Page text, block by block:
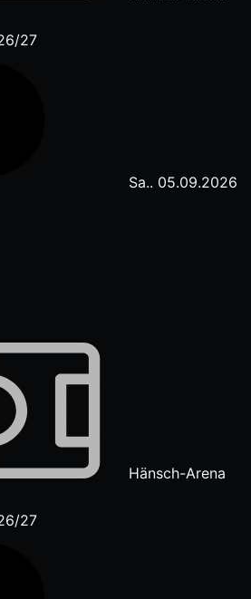
Sa.. 05.09.2026
Hänsch-Arena